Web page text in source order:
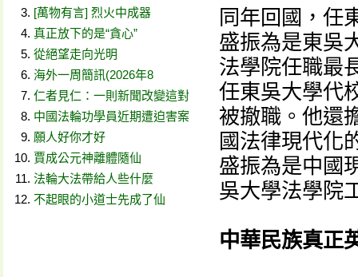
[萬物有言] 烈火中成器
真正放下的是“貪心”
從絕望走向光明
海外一周簡訊(2026年8
仁者見仁：一則新聞改變這對
中國法輪功學員近期遭迫害案
願人好你才好
賈成公元神離體隨仙
法輪大法帶給人些什麼
不起眼的小道士先成了仙
同年回國，任
盛振為是東吳
法學院任職最
任東吳大學代
被撤職。他還
國法律現代化
盛振為是中國
吳大學法學院
中華民族真正